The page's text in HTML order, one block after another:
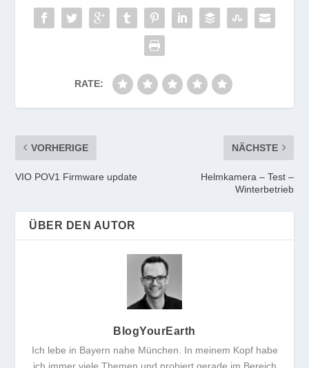
RATE:
VORHERIGE
VIO POV1 Firmware update
NÄCHSTE
Helmkamera – Test –
Winterbetrieb
ÜBER DEN AUTOR
BlogYourEarth
Ich lebe in Bayern nahe München. In meinem Kopf habe
ich immer viele Themen und probiert gerade im Bereich